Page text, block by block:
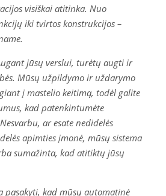
visiškai atitinka. Nuo
iki tvirtos konstrukcijos –
jūsų verslui, turėtų augti ir
Mūsų užpildymo ir uždarymo
į mastelio keitimą, todėl galite
kad patenkintumėte
ar esate nedidelės
apimties įmonė, mūsų sistema
sumažinta, kad atitiktų jūsų
pasakyti, kad mūsų automatinė